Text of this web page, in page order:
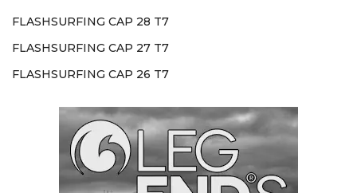
FLASHSURFING CAP 28 T7
FLASHSURFING CAP 27 T7
FLASHSURFING CAP 26 T7